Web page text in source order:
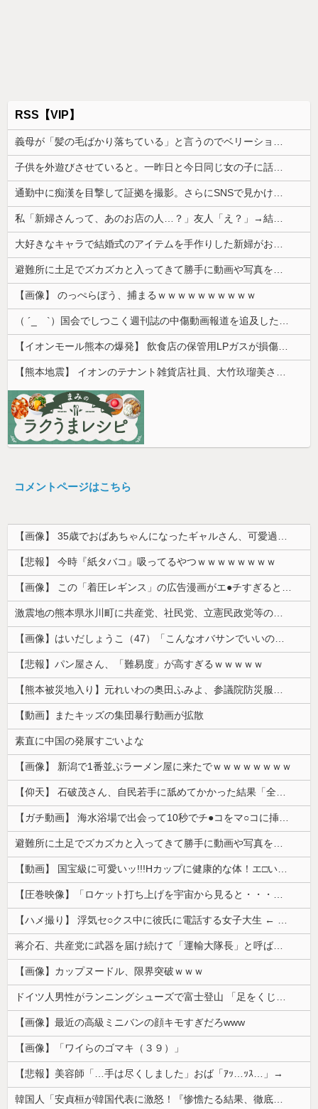
RSS【VIP】
【画像】 のっぺらぼう、捕まるｗｗｗｗｗｗｗｗｗｗ
コメントページはこちら
【画像】 35歳でおばあちゃんになったギャルさん、可愛過ぎて嫉妬不可避w w w w w w w w w w w
【悲報】 今時『紙タバコ』吸ってるやつｗｗｗｗｗｗｗｗ
【画像】 この「着圧レギンス」の広告漫画がエ●チすぎると話題に
激震地の熊本県氷川町に共産党、社民党、立憲民政党等の左派の救援は影すら見えず。住民苦言
【画像】はいだしょうこ（47）「こんなオバサンでいいの…？」
【悲報】パン屋さん、「難易度」が高すぎるｗｗｗｗｗ
【熊本被災地入り】元れいわの奥田ふみよ、参議院防災服でお食事楽しむ写真投稿「同席者は笑顔にサムズアップ」
【動画】またキッズの集団暴行動画が拡散
素直に中国の発展すごいよな
【画像】 新潟で1番並ぶラーメン屋に来たでｗｗｗｗｗｗｗｗ
【仰天】 石破茂さん、自民若手に舐めてかかった結果「全てを失うｗｗｗｗｗ」
【ガチ動画】 海水浴場で出会って10秒でチ●コをマ○コに挿入させてくれるギャル、いたｗｗｗ
避難所に土足でズカズカと入ってきて勝手に動画や写真を撮影したメディア取材陣、挙句の果てに要求してきたのは……
【動画】 国宝級に可愛いッ!!!Hカップに健康的な体！エ□い！乳首からマ●コまで見えているよ 笑
【圧巻映像】「ロケット打ち上げを宇宙から見ると・・・」の動画が衝撃的
【ハメ撮り】 浮気セ○クス中に彼氏に電話する女子大生 ← これを現実にやる子が現れる…
蒋介石、共産党に武器を届け続けて「運輸大隊長」と呼ばれる
【画像】カップヌードル、限界突破ｗｗｗ
ドイツ人男性がランニングシューズで富士登山 「足をくじいて動けない」
【画像】最近の高級ミニバンの顔キモすぎだろwww
【画像】「ワイらのゴマキ（３９）」
【悲報】美容師「…手は尽くしました」おば「ｱｯ…ｯｽ…」→
韓国人「安貞桓が韓国代表に激怒！『惨憺たる結果、徹底的な刷新が必要だ』と監督や協会を痛烈批判」